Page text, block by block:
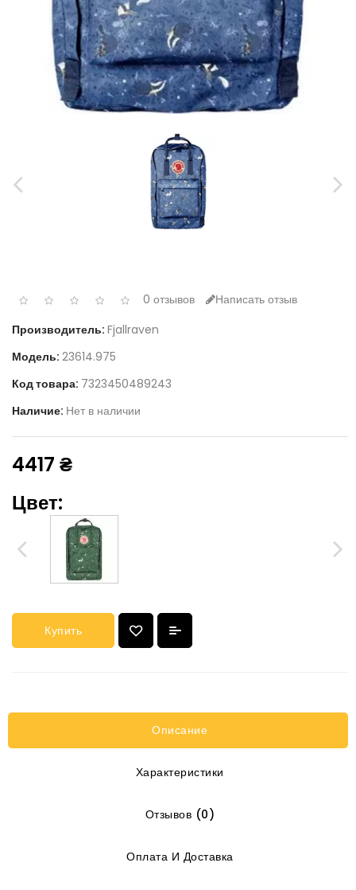
0 отзывов
Написать отзыв
Производитель: Fjallraven
Модель: 23614.975
Код товара: 7323450489243
Наличие: Нет в наличии
4417 ₴
Цвет:
Купить
Описание
Характеристики
Отзывов (0)
Оплата И Доставка